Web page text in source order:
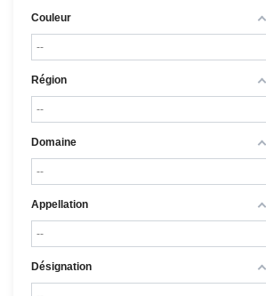
Couleur
Région
Domaine
Appellation
Désignation